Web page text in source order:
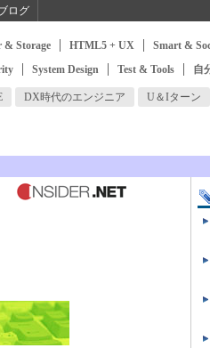
ログ
& Storage HTML5 + UX Smart &
System Design Test & Tools 自
DX時代のエンジニア U＆Iターン